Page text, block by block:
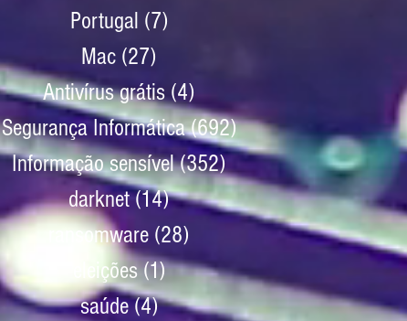
Portugal (7)
Mac (27)
Antivírus grátis (4)
Segurança Informática (692)692 posts
Informação sensível (352)352 posts
darknet (14)14 posts
ransomware (28)
eleições (1)1 post
saúde (4)4 posts